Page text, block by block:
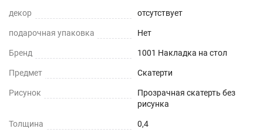
Не желтеет со временем
Не нужно клеить
Прочность и износостойкость
Защита поверхностей от механических
декор отсутствует
подарочная упаковка Нет
Бренд 1001 Накладка на стол
Предмет Скатерти
Рисунок
Прозрачная скатерть без
рисунка
Толщина 0,4